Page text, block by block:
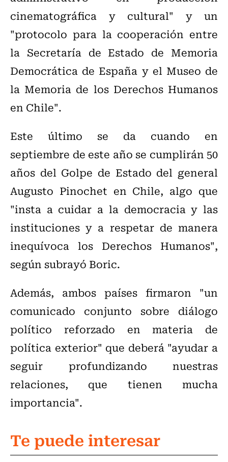
cinematográfica y cultural" y un
"protocolo para la cooperación entre
la Secretaría de Estado de Memoria
Democrática de España y el Museo de
la Memoria de los Derechos Humanos
en Chile".
Este último se da cuando en
septiembre de este año se cumplirán 50
años del Golpe de Estado del general
Augusto Pinochet en Chile, algo que
"insta a cuidar a la democracia y las
instituciones y a respetar de manera
inequívoca los Derechos Humanos",
según subrayó Boric.
Además, ambos países firmaron "un
comunicado conjunto sobre diálogo
político reforzado en materia de
política exterior" que deberá "ayudar a
seguir profundizando nuestras
relaciones, que tienen mucha
importancia".
Te puede interesar